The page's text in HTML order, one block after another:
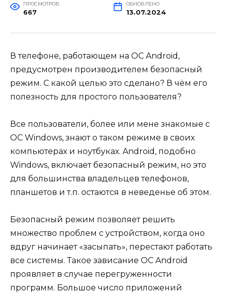
ПРОСМОТРОВ
667
ОБНОВЛЕНО
13.07.2024
В телефоне, работающем на ОС Android,
предусмотрен производителем безопасный
режим. С какой целью это сделано? В чём его
полезность для простого пользователя?
Все пользователи, более или мене знакомые с
ОС Windows, знают о таком режиме в своих
компьютерах и ноутбуках. Android, подобно
Windows, включает безопасный режим, но это
для большинства владельцев телефонов,
планшетов и т.п. остаются в неведенье об этом.
Безопасный режим позволяет решить
множество проблем с устройством, когда оно
вдруг начинает «засыпать», перестают работать
все системы. Такое зависание ОС Android
проявляет в случае перегруженности
программ. Большое число приложений